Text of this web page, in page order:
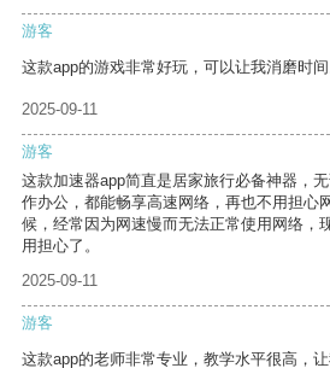
游客
这款app的游戏非常好玩，可以让我消磨时间
2025-09-11
游客
这款加速器app简直是居家旅行必备神器，
作办公，都能畅享高速网络，再也不用担心
候，经常因为网速慢而无法正常使用网络，
用担心了。
2025-09-11
游客
这款app的老师非常专业，教学水平很高，让